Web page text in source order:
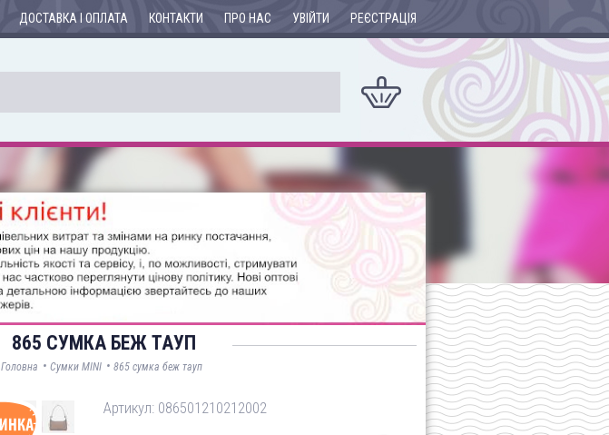
ДОСТАВКА І ОПЛАТА КОНТАКТИ ПРО НАС УВІЙТИ РЕЄСТРАЦІЯ
865 СУМКА БЕЖ ТАУП
Головна • Сумки MINI • 865 сумка беж тауп
Артикул: 086501210212002